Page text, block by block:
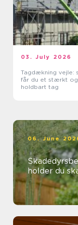
03. July 2026
Tagdækning vejle:
får du et stærkt og
holdbart tag
06. June
holder du